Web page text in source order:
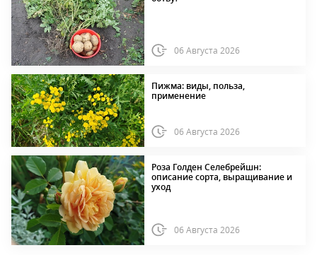
06 Августа 2026
Пижма: виды, польза,
применение
06 Августа 2026
Роза Голден Селебрейшн:
описание сорта, выращивание и
уход
06 Августа 2026